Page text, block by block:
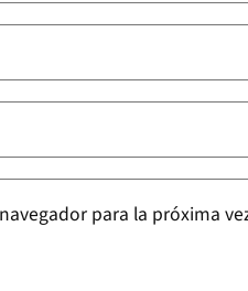
para la próxima